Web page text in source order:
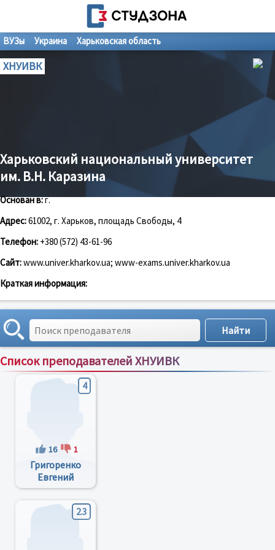
ВУЗы Украина Харьковская область
ХНУИВК
Харьковский национальный университет
им. В.Н. Каразина
Основан в:г.
Адрес:61002, г. Харьков, площадь Cвободы, 4
Телефон: +380 (572) 43-61-96
Сайт:www.univer.kharkov.ua; www-exams.univer.kharkov.ua
Краткая информация:
Список преподавателей ХНУИВК
Сортировка по:имени;рейтингу;отзывам
4
16 1
Григоренко
Евгений
Иванович
2.3